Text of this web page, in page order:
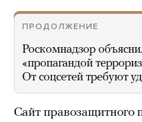
ПРОДОЛЖЕНИЕ
Роскомнадзор
«пропагандой
От соцсетей требуют
Сайт правозащитного